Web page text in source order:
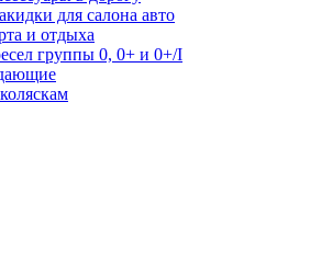
для салона авто
и отдыха
группы 0, 0+ и 0+/I